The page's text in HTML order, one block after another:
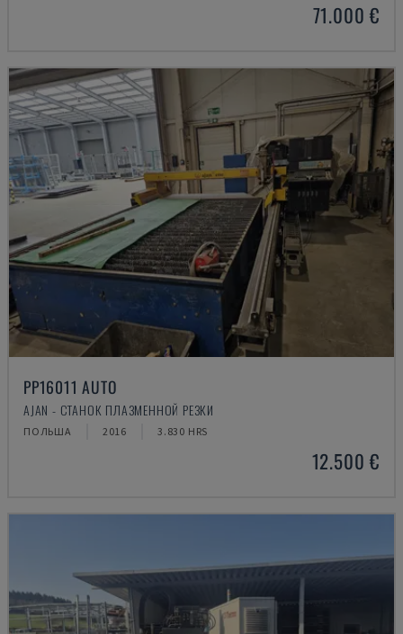
71.000 €
PP16011 AUTO
AJAN - СТАНОК ПЛАЗМЕННОЙ РЕЗКИ
ПОЛЬША 2016 3.830 HRS
12.500 €